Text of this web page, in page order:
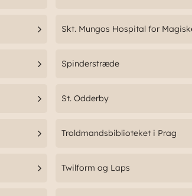
Skt. Mungos Hospital for
Spinderstræde
St. Odderby
Troldmandsbiblioteket i Prag
Twilform og Laps